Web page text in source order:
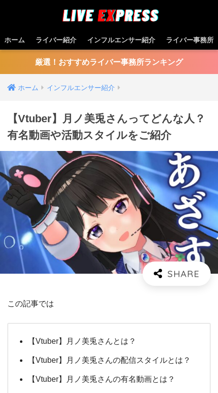
ホーム ライバー紹介 インフルエンサー紹介 ライバー事務所
厳選！おすすめライバー事務所ランキング
ホーム インフルエンサー紹介
【Vtuber】月ノ美兎さんってどんな⼈？
有名動画や活動スタイルをご紹介
この記事では
【Vtuber】月ノ美兎さんとは？
【Vtuber】月ノ美兎さんの配信スタイルとは？
【Vtuber】月ノ美兎さんの有名動画とは？